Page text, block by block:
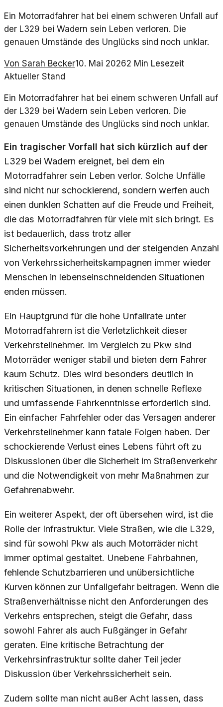
Ein Motorradfahrer hat bei einem schweren Unfall auf
der L329 bei Wadern sein Leben verloren. Die
genauen Umstände des Unglücks sind noch unklar.
Von Sarah Becker10. Mai 20262 Min Lesezeit
Aktueller Stand
Ein Motorradfahrer hat bei einem schweren Unfall auf
der L329 bei Wadern sein Leben verloren. Die
genauen Umstände des Unglücks sind noch unklar.
Ein tragischer Vorfall hat sich kürzlich auf der
L329 bei Wadern ereignet, bei dem ein
Motorradfahrer sein Leben verlor. Solche Unfälle
sind nicht nur schockierend, sondern werfen auch
einen dunklen Schatten auf die Freude und Freiheit,
die das Motorradfahren für viele mit sich bringt. Es
ist bedauerlich, dass trotz aller
Sicherheitsvorkehrungen und der steigenden Anzahl
von Verkehrssicherheitskampagnen immer wieder
Menschen in lebenseinschneidenden Situationen
enden müssen.
Ein Hauptgrund für die hohe Unfallrate unter
Motorradfahrern ist die Verletzlichkeit dieser
Verkehrsteilnehmer. Im Vergleich zu Pkw sind
Motorräder weniger stabil und bieten dem Fahrer
kaum Schutz. Dies wird besonders deutlich in
kritischen Situationen, in denen schnelle Reflexe
und umfassende Fahrkenntnisse erforderlich sind.
Ein einfacher Fahrfehler oder das Versagen anderer
Verkehrsteilnehmer kann fatale Folgen haben. Der
schockierende Verlust eines Lebens führt oft zu
Diskussionen über die Sicherheit im Straßenverkehr
und die Notwendigkeit von mehr Maßnahmen zur
Gefahrenabwehr.
Ein weiterer Aspekt, der oft übersehen wird, ist die
Rolle der Infrastruktur. Viele Straßen, wie die L329,
sind für sowohl Pkw als auch Motorräder nicht
immer optimal gestaltet. Unebene Fahrbahnen,
fehlende Schutzbarrieren und unübersichtliche
Kurven können zur Unfallgefahr beitragen. Wenn die
Straßenverhältnisse nicht den Anforderungen des
Verkehrs entsprechen, steigt die Gefahr, dass
sowohl Fahrer als auch Fußgänger in Gefahr
geraten. Eine kritische Betrachtung der
Verkehrsinfrastruktur sollte daher Teil jeder
Diskussion über Verkehrssicherheit sein.
Zudem sollte man nicht außer Acht lassen, dass